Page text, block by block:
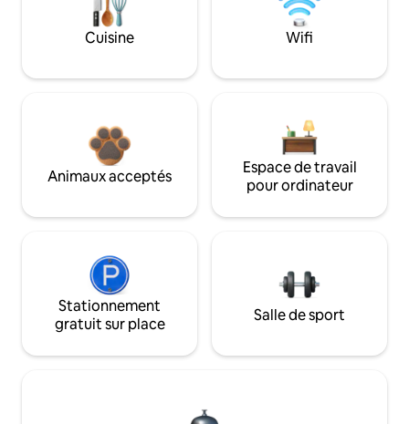
Cuisine Wifi
Animaux acceptés
Espace de travail
pour ordinateur
Stationnement
gratuit sur place
Salle de sport